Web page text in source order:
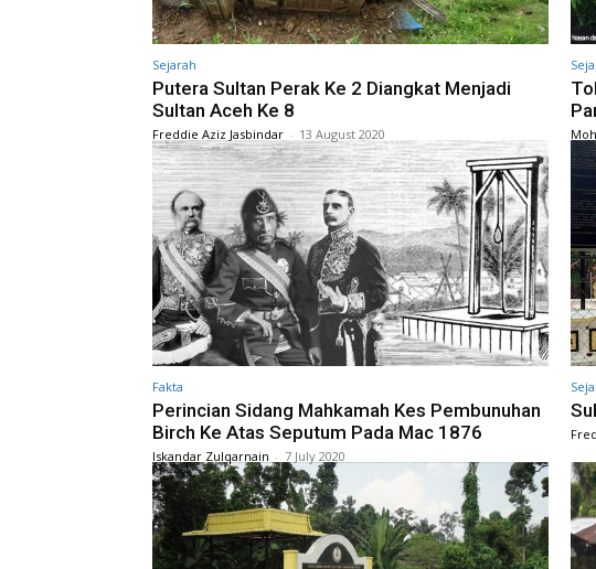
Sejarah
Putera Sultan Perak Ke 2 Diangkat Menjadi
Sultan Aceh Ke 8
Freddie Aziz Jasbindar - 13 August 2020
Fakta
Perincian Sidang Mahkamah Kes Pembunuhan
Birch Ke Atas Seputum Pada Mac 1876
Iskandar Zulqarnain - 7 July 2020